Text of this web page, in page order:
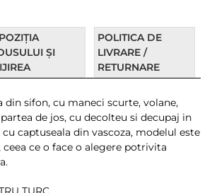
ȘI
POLITICA DE
LIVRARE /
RETURNARE
din sifon, cu maneci scurte, volane,
de jos, cu decolteu si decupaj in
captuseala din vascoza, modelul este
ce o face o alegere potrivita